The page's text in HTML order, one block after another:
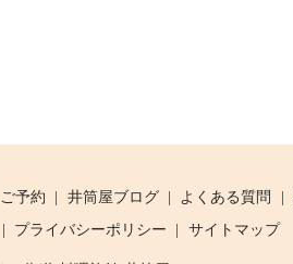
ご予約 井筒屋ブログ よくある質問
プライバシーポリシー サイトマップ